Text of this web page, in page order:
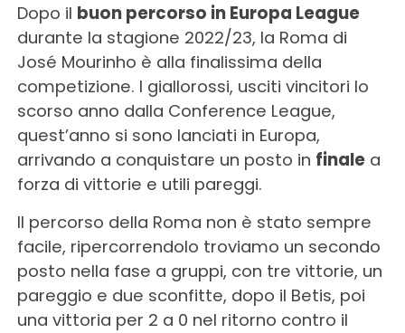
Dopo il buon percorso in Europa League
durante la stagione 2022/23, la Roma di
José Mourinho è alla finalissima della
competizione. I giallorossi, usciti vincitori lo
scorso anno dalla Conference League,
quest’anno si sono lanciati in Europa,
arrivando a conquistare un posto in finalea
forza di vittorie e utili pareggi.
Il percorso della Roma non è stato sempre
facile, ripercorrendolo troviamo un secondo
posto nella fase a gruppi, con tre vittorie, un
pareggio e due sconfitte, dopo il Betis, poi
una vittoria per 2 a 0 nel ritorno contro il